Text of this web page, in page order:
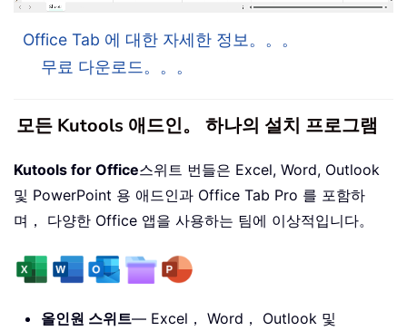
Office Tab 에 대한 자세한 정보。。。
무료 다운로드。。。
모든 Kutools 애드인。 하나의 설치 프로그램
Kutools for Office스위트 번들은 Excel, Word, Outlook
및 PowerPoint 용 애드인과 Office Tab Pro 를 포함하
며， 다양한 Office 앱을 사용하는 팀에 이상적입니다。
올인원 스위트— Excel， Word， Outlook 및